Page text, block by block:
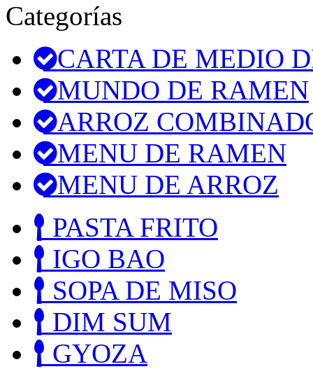
Categorías
CARTA DE MEDIO
MUNDO DE RAMEN
ARROZ
MENU DE RAMEN
MENU DE ARROZ
PASTA FRITO
IGO BAO
SOPA DE MISO
DIM SUM
GYOZA